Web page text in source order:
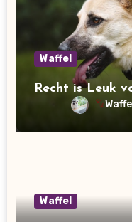
Waffel
Recht is Leuk
Waffel
Waffel